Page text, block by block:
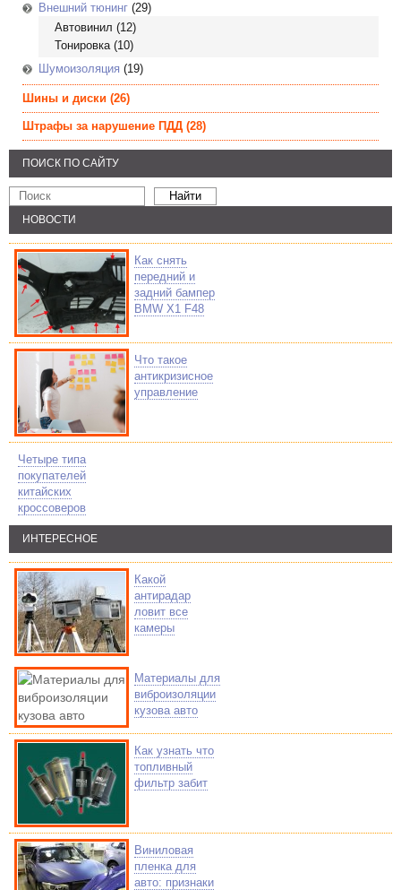
Внешний тюнинг (29)
Автовинил (12)
Тонировка(10)
Шумоизоляция (19)
Шины и диски (26)
Штрафы за нарушение ПДД (28)
ПОИСК ПО САЙТУ
НОВОСТИ
Как снять
передний и
задний бампер
BMW X1 F48
Что такое
антикризисное
управление
Четыре типа
покупателей
китайских
кроссоверов
ИНТЕРЕСНОЕ
Какой
антирадар
ловит все
камеры
Материалы для
виброизоляции
кузова авто
Как узнать что
топливный
фильтр забит
Виниловая
пленка для
авто: признаки